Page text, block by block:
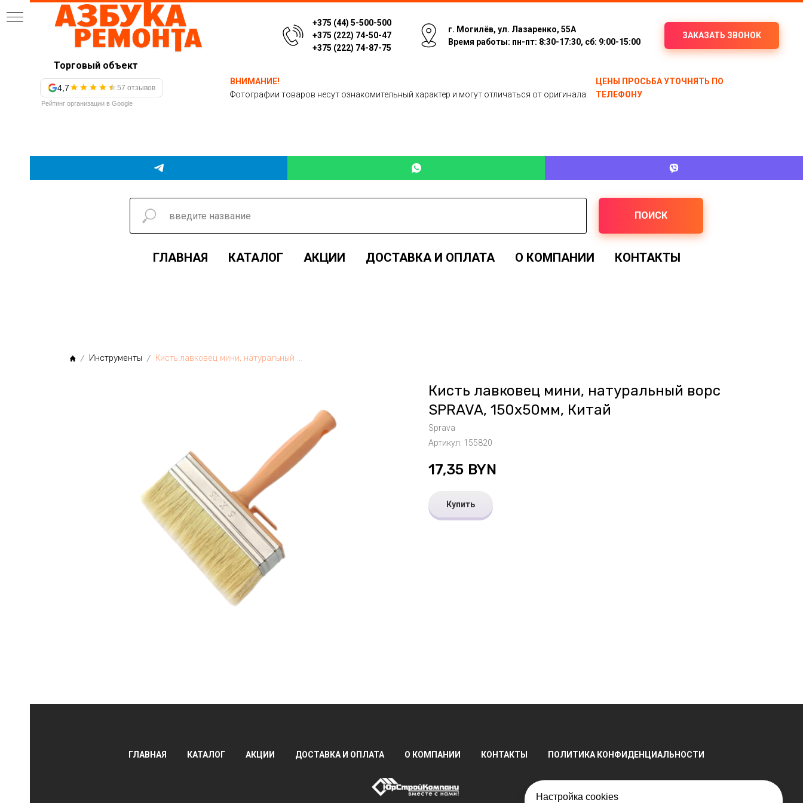
Торговый объект
+375 (44) 5-500-500
+375 (222) 74-50-47
+375 (222) 74-87-75
г. Могилёв, ул. Лазаренко, 55А
Время работы: пн-пт: 8:30-17:30, сб: 9:00-15:00
ЗАКАЗАТЬ ЗВОНОК
ЦЕНЫ ПРОСЬБА УТОЧНЯТЬ ПО
ТЕЛЕФОНУ
ВНИМАНИЕ!
Фотографии товаров несут ознакомительный характер и могут отличаться от оригинала.
4,7 57 отзывов
Рейтинг организации в Google
ПОИСК
ГЛАВНАЯ КАТАЛОГ АКЦИИ ДОСТАВКА И ОПЛАТА О КОМПАНИИ КОНТАКТЫ
Настройка cookies
Инструменты Кисть лавковец мини, натуральный ворс SPRAVA, 150х50мм, Китай
Кисть лавковец мини, натуральный ворс
SPRAVA, 150х50мм, Китай
Sprava
Артикул: 155820
17,35 BYN
Купить
ГЛАВНАЯ КАТАЛОГ АКЦИИ ДОСТАВКА И ОПЛАТА О КОМПАНИИ КОНТАКТЫ ПОЛИТИКА КОНФИДЕНЦИАЛЬНОСТИ